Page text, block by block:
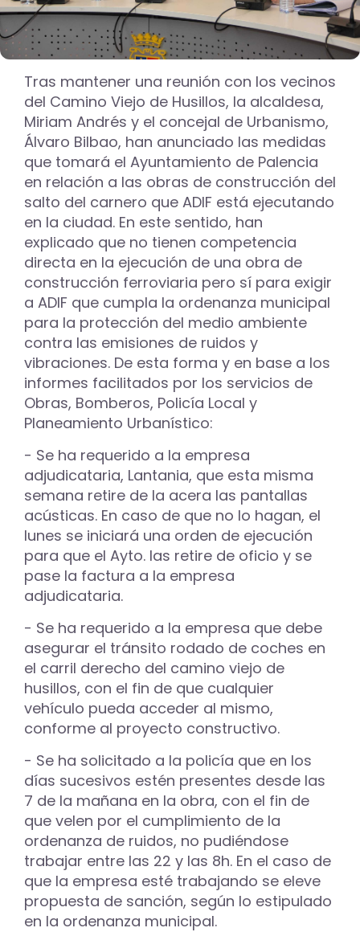
Tras mantener una reunión con los vecinos
del Camino Viejo de Husillos, la alcaldesa,
Miriam Andrés y el concejal de Urbanismo,
Álvaro Bilbao, han anunciado las medidas
que tomará el Ayuntamiento de Palencia
en relación a las obras de construcción del
salto del carnero que ADIF está ejecutando
en la ciudad. En este sentido, han
explicado que no tienen competencia
directa en la ejecución de una obra de
construcción ferroviaria pero sí para exigir
a ADIF que cumpla la ordenanza municipal
para la protección del medio ambiente
contra las emisiones de ruidos y
vibraciones. De esta forma y en base a los
informes facilitados por los servicios de
Obras, Bomberos, Policía Local y
Planeamiento Urbanístico:
- Se ha requerido a la empresa
adjudicataria, Lantania, que esta misma
semana retire de la acera las pantallas
acústicas. En caso de que no lo hagan, el
lunes se iniciará una orden de ejecución
para que el Ayto. las retire de oficio y se
pase la factura a la empresa
adjudicataria.
- Se ha requerido a la empresa que debe
asegurar el tránsito rodado de coches en
el carril derecho del camino viejo de
husillos, con el fin de que cualquier
vehículo pueda acceder al mismo,
conforme al proyecto constructivo.
- Se ha solicitado a la policía que en los
días sucesivos estén presentes desde las
7 de la mañana en la obra, con el fin de
que velen por el cumplimiento de la
ordenanza de ruidos, no pudiéndose
trabajar entre las 22 y las 8h. En el caso de
que la empresa esté trabajando se eleve
propuesta de sanción, según lo estipulado
en la ordenanza municipal.